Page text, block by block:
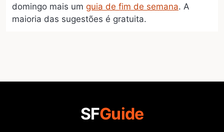
domingo mais um guia de fim de semana. A
maioria das sugestões é gratuita.
SFGuide